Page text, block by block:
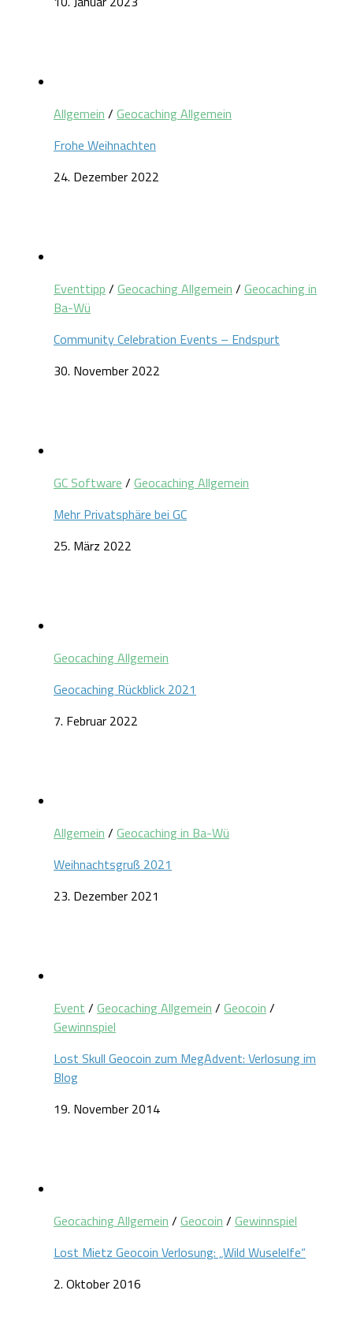
Allgemein / Geocaching Allgemein
Frohe Weihnachten
24. Dezember 2022
Eventtipp / Geocaching Allgemein / Geocaching in
Ba-Wü
Community Celebration Events – Endspurt
30. November 2022
GC Software / Geocaching Allgemein
Mehr Privatsphäre bei GC
25. März 2022
Geocaching Allgemein
Geocaching Rückblick 2021
7. Februar 2022
Allgemein / Geocaching in Ba-Wü
Weihnachtsgruß 2021
23. Dezember 2021
Event / Geocaching Allgemein / Geocoin /
Gewinnspiel
Lost Skull Geocoin zum MegAdvent: Verlosung im
Blog
19. November 2014
Geocaching Allgemein / Geocoin / Gewinnspiel
Lost Mietz Geocoin Verlosung: „Wild Wuselelfe“
2. Oktober 2016